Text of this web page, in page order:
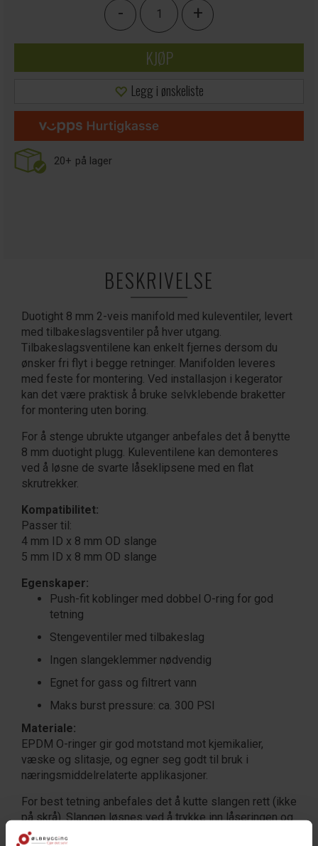
- +
KJØP
Legg i ønskeliste
20+ på lager
BESKRIVELSE
Duotight 8 mm 2-veis manifold med kuleventiler, levert
med tilbakeslagsventiler på hver utgang.
Tilbakeslagsventilene kan enkelt fjernes dersom du
ønsker fri flyt i begge retninger. Manifolden leveres
med feste for montering. Ved installasjon i kegerator
kan det være praktisk å bruke selvklebende braketter
for montering uten boring.
For å stenge ubrukte utganger anbefales det å benytte
8 mm duotight plugg. Kuleventilene kan demonteres
ved å løsne de svarte låseklipsene med en flat
skrutrekker.
Kompatibilitet:
Passer til:
4 mm ID x 8 mm OD slange
5 mm ID x 8 mm OD slange
Egenskaper:
Push-fit koblinger med dobbel O-ring for god
tetning
Stengeventiler med tilbakeslag
Ingen slangeklemmer nødvendig
Egnet for gass og filtrert vann
Maks burst pressure: ca. 300 PSI
Materiale:
EPDM O-ringer gir god motstand mot kjemikalier,
væske og slitasje, og egner seg godt til bruk i
næringsmiddelrelaterte applikasjoner.
For best tetning anbefales det å kutte slangen rett (ikke
på skrå). Slangen løsnes ved å trykke inn låseringen og
trekke den ut.